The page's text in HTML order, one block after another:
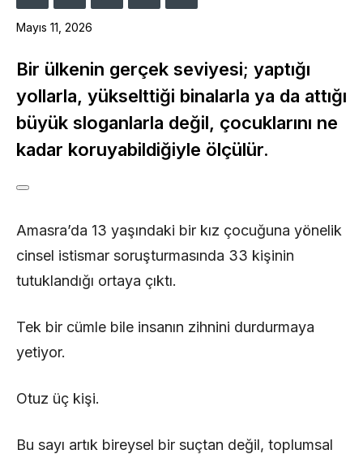
Mayıs 11, 2026
Bir ülkenin gerçek seviyesi; yaptığı
yollarla, yükselttiği binalarla ya da attığı
büyük sloganlarla değil, çocuklarını ne
kadar koruyabildiğiyle ölçülür.
Amasra’da 13 yaşındaki bir kız çocuğuna yönelik
cinsel istismar soruşturmasında 33 kişinin
tutuklandığı ortaya çıktı.
Tek bir cümle bile insanın zihnini durdurmaya
yetiyor.
Otuz üç kişi.
Bu sayı artık bireysel bir suçtan değil, toplumsal